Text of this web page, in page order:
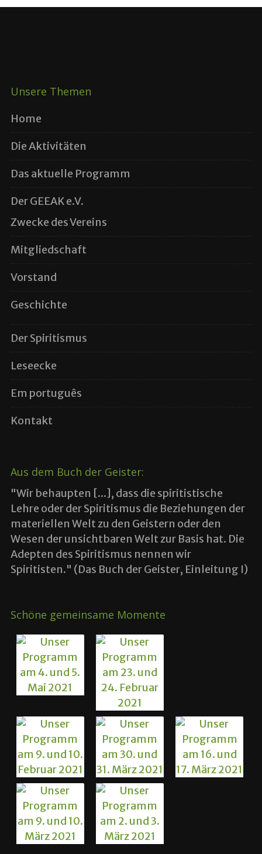
Unsere Themen
Home
Die Aktivitäten
Das aktuelle Programm
Der GEEAK e.V.
Zwecke des Vereins
Mitgliedschaft
Vorstand
Geschichte
Der Spiritismus
Leseecke
Em português
Kontakt
Aus dem Buch der Geister:
"Wir behaupten [...], dass die spiritistische
Lehre oder der Spiritismus die Beziehungen der
materiellen Welt zu den Geistern oder den
Wesen der unsichtbaren Welt zur Basis hat. Die
Adepten des Spiritismus nennen wir
Spiritisten." (Das Buch der Geister, Einleitung I)
Schöne gemeinsame Momente